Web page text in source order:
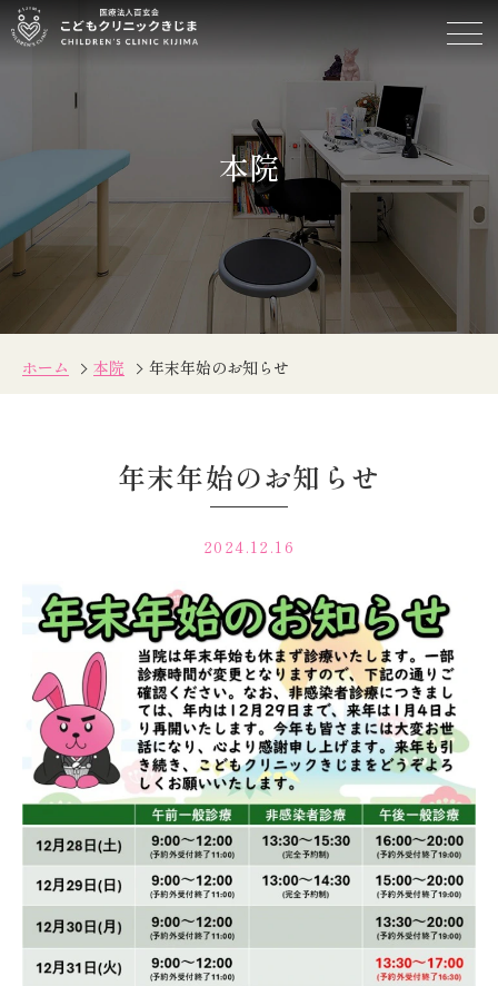
年
せ
本院
ホーム 本院 年末年始のお知らせ
年末年始のお知らせ
2024.12.16